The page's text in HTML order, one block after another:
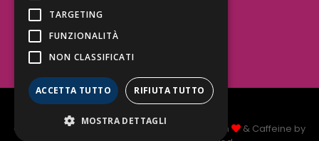
Segui lo Studio EDG sui social.
Invia messaggio
T. 06.3232914
info@edg.legal
Privacy Policy|Cookie Policy
Copyright Studio Legale EDG 2026 © Made with
& Caffeine by
TARGETING
FUNZIONALITÀ
NON CLASSIFICATI
ACCETTA TUTTO RIFIUTA TUTTO
MOSTRA DETTAGLI